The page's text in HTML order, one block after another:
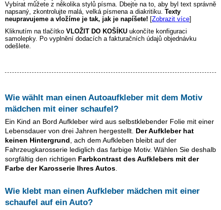
Vybírat můžete z několika stylů písma. Dbejte na to, aby byl text správně
napsaný, zkontrolujte malá, velká písmena a diakritiku. Texty
neupravujeme a vložíme je tak, jak je napíšete! [Zobrazit více]
Kliknutím na tlačítko VLOŽIT DO KOŠÍKU ukončíte konfiguraci
samolepky. Po vyplnění dodacích a fakturačních údajů objednávku
odešlete.
Wie wählt man einen Autoaufkleber mit dem Motiv
mädchen mit einer schaufel?
Ein Kind an Bord Aufkleber wird aus selbstklebender Folie mit einer
Lebensdauer von drei Jahren hergestellt. Der Aufkleber hat
keinen Hintergrund , ach dem Aufkleben bleibt auf der
Fahrzeugkarosserie lediglich das farbige Motiv. Wählen Sie deshalb
sorgfältig den richtigen Farbkontrast des Aufklebers mit der
Farbe der Karosserie Ihres Autos
Wie klebt man einen Aufkleber mädchen mit einer
schaufel auf ein Auto?